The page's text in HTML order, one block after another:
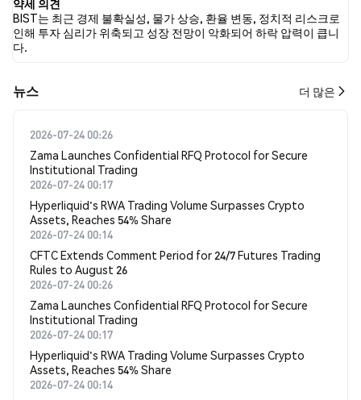
약세 의견
BIST는 최근 경제 불확실성, 물가 상승, 환율 변동, 정치적 리스크로
인해 투자 심리가 위축되고 성장 전망이 악화되어 하락 압력이 큽니
다.
뉴스 더 많은
2026-07-24 00:26
Zama Launches Confidential RFQ Protocol for Secure
Institutional Trading
2026-07-24 00:17
Hyperliquid's RWA Trading Volume Surpasses Crypto
Assets, Reaches 54% Share
2026-07-24 00:14
CFTC Extends Comment Period for 24/7 Futures Trading
Rules to August 26
2026-07-24 00:26
Zama Launches Confidential RFQ Protocol for Secure
Institutional Trading
2026-07-24 00:17
Hyperliquid's RWA Trading Volume Surpasses Crypto
Assets, Reaches 54% Share
2026-07-24 00:14